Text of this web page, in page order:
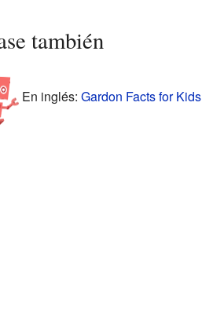
también
En inglés: Gardon Facts for Kids